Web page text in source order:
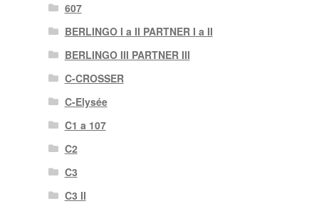
607
BERLINGO I a II PARTNER I a II
BERLINGO III PARTNER III
C-CROSSER
C-Elysée
C1 a 107
C2
C3
C3 II